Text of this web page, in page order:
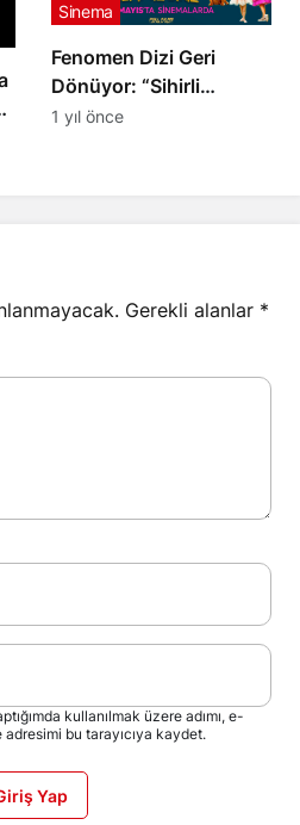
Fenomen Dizi Geri
Dönüyor: “Sihirli
Annem: Hepimiz Biriz”
Sinema
1 yıl önce
Gerekli alanlar *
kullanılmak üzere adımı, e-
bu tarayıcıya kaydet.
Yap